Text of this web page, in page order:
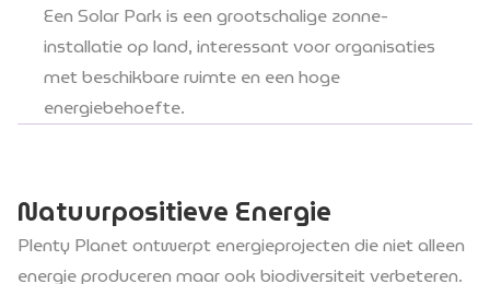
Een Solar Park is een grootschalige zonne-
installatie op land, interessant voor organisaties
met beschikbare ruimte en een hoge
energiebehoefte.
Natuurpositieve Energie
Plenty Planet ontwerpt energieprojecten die niet alleen
energie produceren maar ook biodiversiteit verbeteren.